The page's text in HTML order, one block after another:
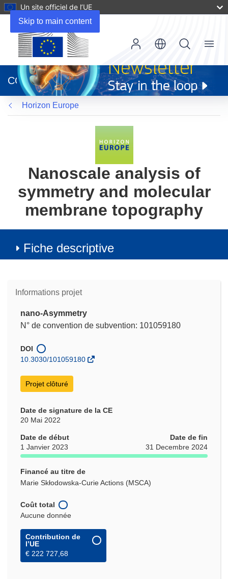
Skip to main content
Un site officiel de l’UE
dans
une
nouvelle
fenêtre)
CORDIS
Menu
Horizon Europe
Nanoscale analysis of
symmetry and molecular
membrane topography
Fiche descriptive
Informations projet
nano-Asymmetry
N° de convention de subvention: 101059180
DOI
10.3030/101059180
Projet clôturé
Date de signature de la CE
20 Mai 2022
Date de début
1 Janvier 2023
Date de fin
31 Decembre 2024
Financé au titre de
Marie Skłodowska-Curie Actions (MSCA)
Coût total
Aucune donnée
Contribution de
l’UE
€ 222 727,68